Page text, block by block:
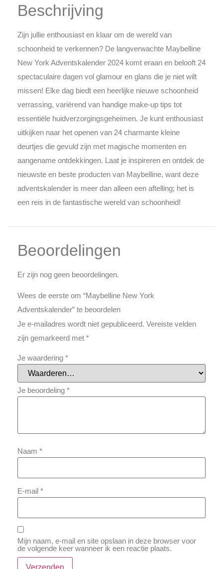
Beschrijving
Zijn jullie enthousiast en klaar om de wereld van
schoonheid te verkennen? De langverwachte Maybelline
New York Adventskalender 2024 komt eraan en belooft 24
spectaculaire dagen vol glamour en glans die je niet wilt
missen! Elke dag biedt een heerlijke nieuwe schoonheid
verrassing, variërend van handige make-up tips tot
essentiële huidverzorgingsgeheimen. Je kunt enthousiast
uitkijken naar het openen van 24 charmante kleine
deurtjes die gevuld zijn met magische momenten en
aangename ontdekkingen. Laat je inspireren en ontdek de
nieuwste en beste producten van Maybelline, want deze
adventskalender is meer dan alleen een aftelling; het is
een reis in de fantastische wereld van schoonheid!
Beoordelingen
Er zijn nog geen beoordelingen.
Wees de eerste om “Maybelline New York
Adventskalender” te beoordelen
Je e-mailadres wordt niet gepubliceerd. Vereiste velden
zijn gemarkeerd met *
Je waardering *
Je beoordeling *
Naam *
E-mail *
Mijn naam, e-mail en site opslaan in deze browser voor
de volgende keer wanneer ik een reactie plaats.